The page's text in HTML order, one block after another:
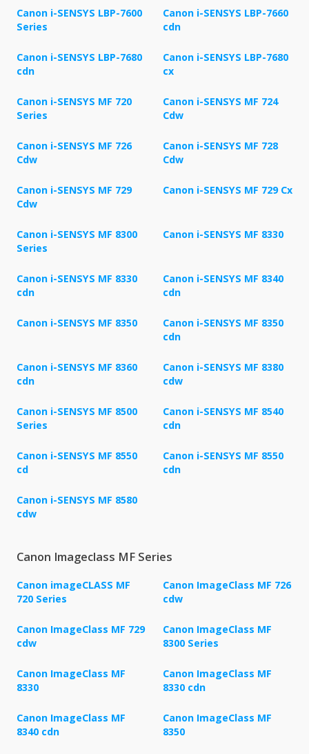
Canon i-SENSYS LBP-7600
Series
Canon i-SENSYS LBP-7660
cdn
Canon i-SENSYS LBP-7680
cdn
Canon i-SENSYS LBP-7680
cx
Canon i-SENSYS MF 720
Series
Canon i-SENSYS MF 724
Cdw
Canon i-SENSYS MF 726
Cdw
Canon i-SENSYS MF 728
Cdw
Canon i-SENSYS MF 729
Cdw
Canon i-SENSYS MF 729 Cx
Canon i-SENSYS MF 8300
Series
Canon i-SENSYS MF 8330
Canon i-SENSYS MF 8330
cdn
Canon i-SENSYS MF 8340
cdn
Canon i-SENSYS MF 8350
Canon i-SENSYS MF 8350
cdn
Canon i-SENSYS MF 8360
cdn
Canon i-SENSYS MF 8380
cdw
Canon i-SENSYS MF 8500
Series
Canon i-SENSYS MF 8540
cdn
Canon i-SENSYS MF 8550
cd
Canon i-SENSYS MF 8550
cdn
Canon i-SENSYS MF 8580
cdw
Canon Imageclass MF Series
Canon imageCLASS MF
720 Series
Canon ImageClass MF 726
cdw
Canon ImageClass MF 729
cdw
Canon ImageClass MF
8300 Series
Canon ImageClass MF
8330
Canon ImageClass MF
8330 cdn
Canon ImageClass MF
8340 cdn
Canon ImageClass MF
8350